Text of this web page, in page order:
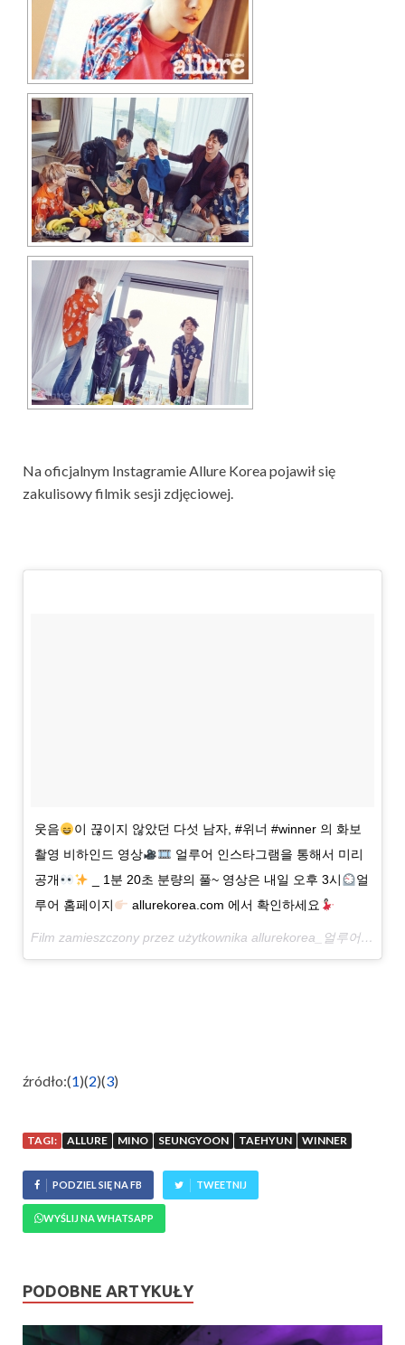
Na oficjalnym Instagramie Allure Korea pojawił się
zakulisowy filmik sesji zdjęciowej.
웃음
이 끊이지 않았던 다섯 남자, #위너 #winner 의 화보
촬영 비하인드 영상
얼루어 인스타그램을 통해서 미리
공개
_ 1분 20초 분량의 풀~ 영상은 내일 오후 3시
얼
루어 홈페이지
allurekorea.com 에서 확인하세요
Film zamieszczony przez użytkownika allurekorea_얼루어코리아 (@allurekorea)
źródło:(1)(2)(3)
TAGI: ALLURE MINO SEUNGYOON TAEHYUN WINNER
PODZIEL SIĘ NA FB TWEETNIJ
WYŚLIJ NA WHATSAPP
PODOBNE ARTYKUŁY